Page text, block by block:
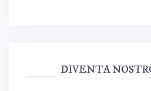
DIVENTA